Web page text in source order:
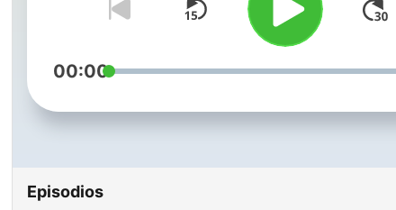
00:00
Episodios